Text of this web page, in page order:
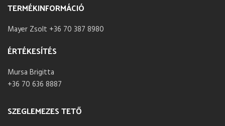
TERMÉKINFORMÁCIÓ
Mayer Zsolt +36 70 387 8980
ÉRTÉKESÍTÉS
Mursa Brigitta
+36 70 636 8887
SZEGLEMEZES TETŐ